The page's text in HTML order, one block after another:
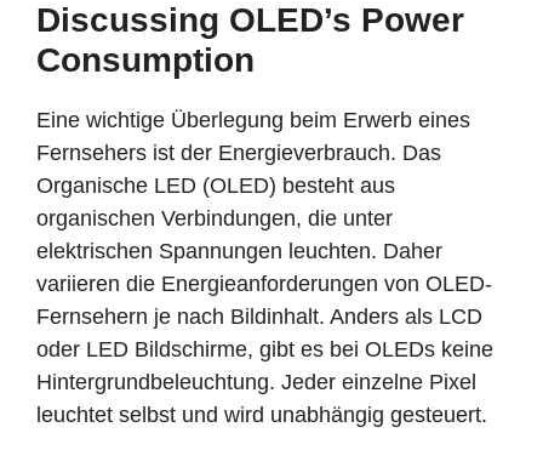
Discussing OLED’s Power
Consumption
Eine wichtige Überlegung beim Erwerb eines
Fernsehers ist der Energieverbrauch. Das
Organische LED (OLED) besteht aus
organischen Verbindungen, die unter
elektrischen Spannungen leuchten. Daher
variieren die Energieanforderungen von OLED-
Fernsehern je nach Bildinhalt. Anders als LCD
oder LED Bildschirme, gibt es bei OLEDs keine
Hintergrundbeleuchtung. Jeder einzelne Pixel
leuchtet selbst und wird unabhängig gesteuert.